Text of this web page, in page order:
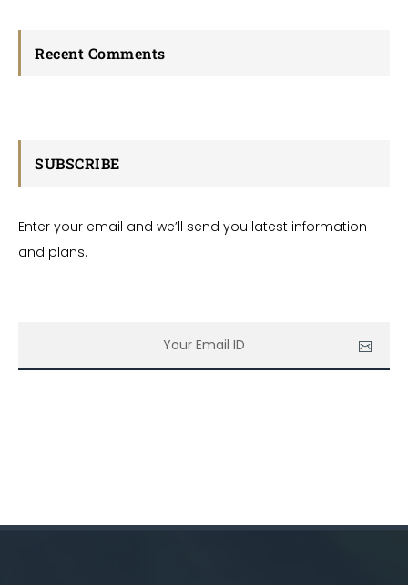
Recent Comments
SUBSCRIBE
Enter your email and we’ll send you latest information
and plans.